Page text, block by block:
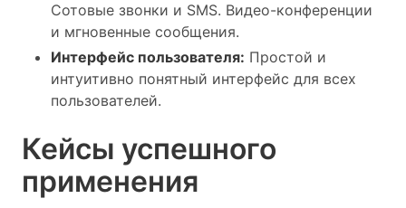
Сотовые звонки и SMS. Видео-конференции
и мгновенные сообщения.
Интерфейс пользователя: Простой и
интуитивно понятный интерфейс для всех
пользователей.
Кейсы успешного
применения